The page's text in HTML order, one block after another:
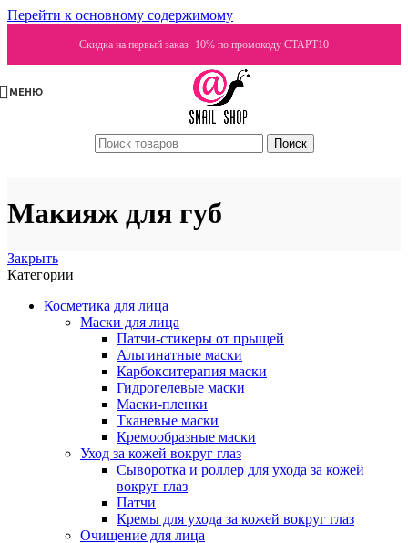
Перейти к основному содержимому
Скидка на первый заказ -10% по промокоду СТАРТ10
МЕНЮ
Поиск
Макияж для губ
Закрыть
Категории
Косметика для лица
Маски для лица
Патчи-стикеры от прыщей
Альгинатные маски
Карбокситерапия маски
Гидрогелевые маски
Маски-пленки
Тканевые маски
Кремообразные маски
Уход за кожей вокруг глаз
Сыворотка и роллер для ухода за кожей
вокруг глаз
Патчи
Кремы для ухода за кожей вокруг глаз
Очищение для лица